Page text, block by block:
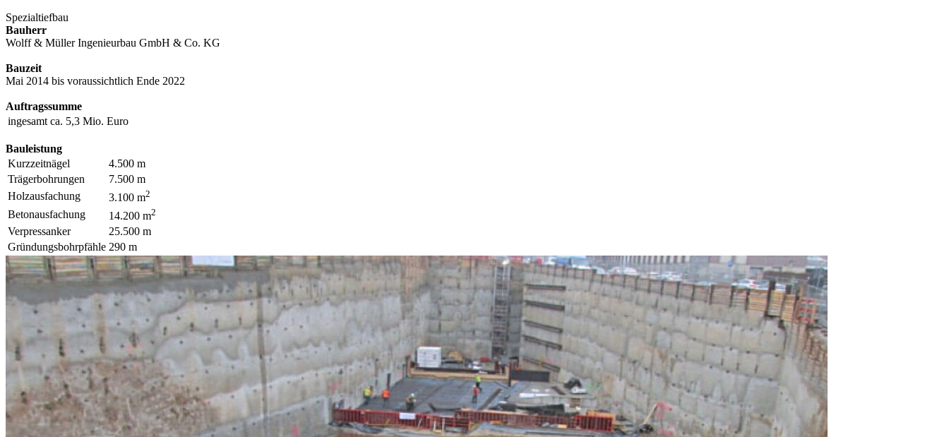
Spezialtiefbau
Bauherr
Wolff & Müller Ingenieurbau GmbH & Co. KG
Bauzeit
Mai 2014 bis voraussichtlich Ende 2022
Auftragssumme
ingesamt ca. 5,3 Mio. Euro
Bauleistung
Kurzzeitnägel
4.500 m
Trägerbohrungen
7.500 m
Holzausfachung
3.100 m2
Betonausfachung 14.200 m2
Verpressanker
25.500 m
Gründungsbohrpfähle 290 m